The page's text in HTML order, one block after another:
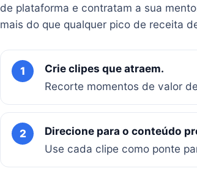
de plataforma e contratam a sua
mais do que qualquer pico de receita
1
Crie clipes que atraem.
Recorte momentos de valor
2
Direcione para o conteúdo
Use cada clipe como ponte